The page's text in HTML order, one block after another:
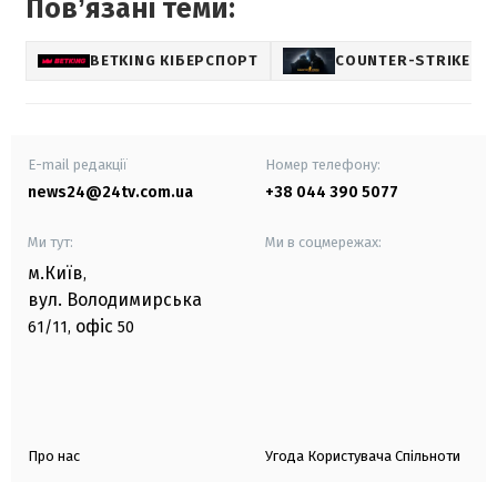
Повʼязані теми:
BETKING КІБЕРСПОРТ COUNTER-STRIKE
E-mail редакції
news24@24tv.com.ua
Номер телефону:
+38 044 390 5077
Ми тут:
м.Київ,
вул. Володимирська
61/11, офіс 50
Ми в соцмережах:
Про нас Угода Користувача Спільноти